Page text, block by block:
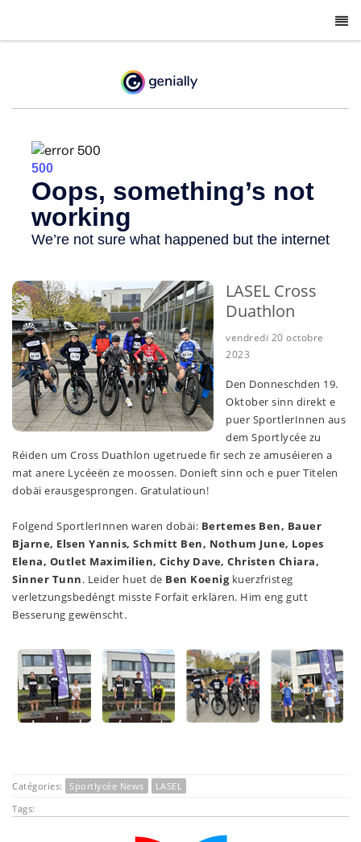
LASEL Cross
Duathlon
vendredi 20 octobre
2023
Den Donneschden 19.
Oktober sinn direkt e
puer SportlerInnen aus
dem Sportlycée zu
Réiden um Cross Duathlon ugetruede fir sech ze amuséieren a
mat anere Lycéeën ze moossen. Donieft sinn och e puer Titelen
dobäi erausgesprongen. Gratulatioun!
Folgend SportlerInnen waren dobäi: Bertemes Ben, Bauer
Bjarne, Elsen Yannis, Schmitt Ben, Nothum June, Lopes
Elena, Outlet Maximilien, Cichy Dave, Christen Chiara,
Sinner Tunn. Leider huet de Ben Koenigkuerzfristeg
verletzungsbedéngt misste Forfait erklären. Him eng gutt
Besserung gewënscht.
Catégories: Sportlycée News
LASEL
Tags: